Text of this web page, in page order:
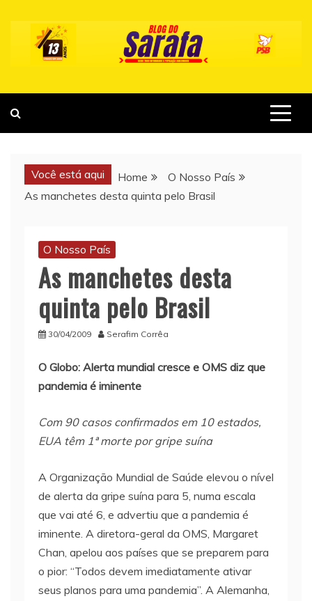
content
Você está aqui Home
O Nosso País
As manchetes desta quinta pelo Brasil
O Nosso País
As manchetes desta
quinta pelo Brasil
30/04/2009 Serafim Corrêa
O Globo: Alerta mundial cresce e OMS diz que
pandemia é iminente
Com 90 casos confirmados em 10 estados,
EUA têm 1ª morte por gripe suína
A Organização Mundial de Saúde elevou o nível
de alerta da gripe suína para 5, numa escala
que vai até 6, e advertiu que a pandemia é
iminente. A diretora-geral da OMS, Margaret
Chan, apelou aos países que se preparem para
o pior: “Todos devem imediatamente ativar
seus planos para uma pandemia”. A Alemanha,